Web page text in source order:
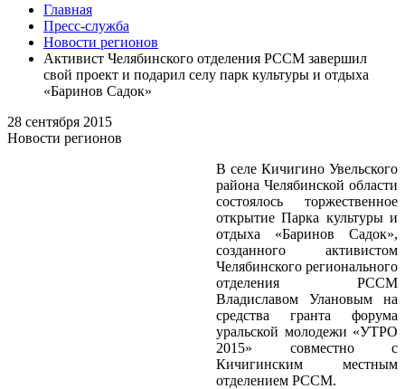
Главная
Пресс-служба
Новости регионов
Активист Челябинского отделения РССМ завершил
свой проект и подарил селу парк культуры и отдыха
«Баринов Садок»
28 сентября 2015
Новости регионов
В селе Кичигино Увельского
района Челябинской области
состоялось торжественное
открытие Парка культуры и
отдыха «Баринов Садок»,
созданного активистом
Челябинского регионального
отделения РССМ
Владиславом Улановым на
средства гранта форума
уральской молодежи «УТРО
2015» совместно с
Кичигинским местным
отделением РССМ.